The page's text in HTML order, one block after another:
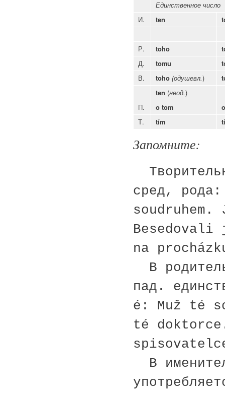
Единственное число
И. ten
Р. toho
Д. tomu
В. toho (одушевл.)
ten (неод.)
П.
o tom
Т. tím
Запомните:
сред,
Besedovali
na
В
пад.
é: Muž té
té
В